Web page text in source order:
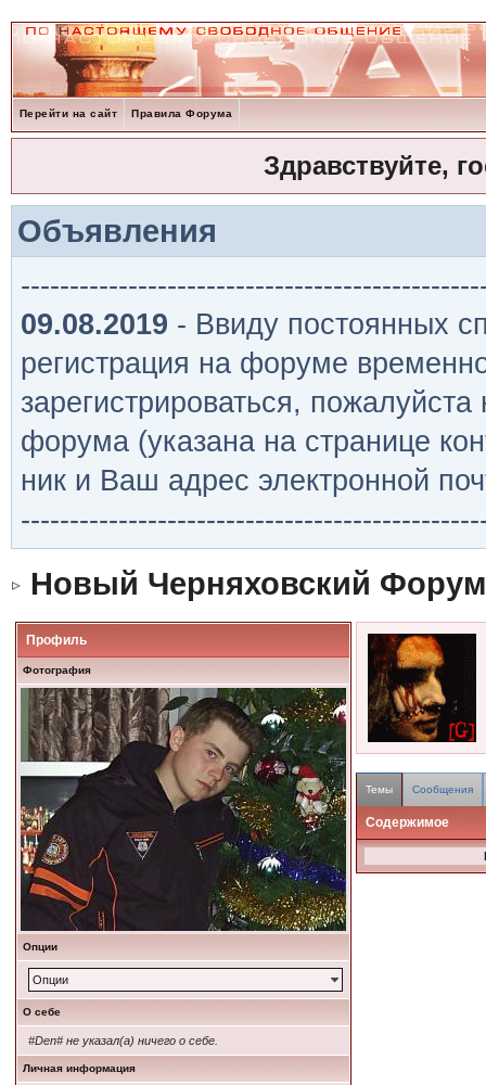
Перейти на сайт Правила Форума
Здравствуйте,
Объявления
09.08.2019 - Ввиду постоянных
регистрация на форуме
зарегистрироваться,
форума (указана на странице
ник и Ваш адрес электронной
Новый Черняховский Форум
Профиль
Фотография
Опции
Опции
О себе
#Den# не указал(а) ничего о себе.
Личная информация
Темы Сообщения
Содержимое